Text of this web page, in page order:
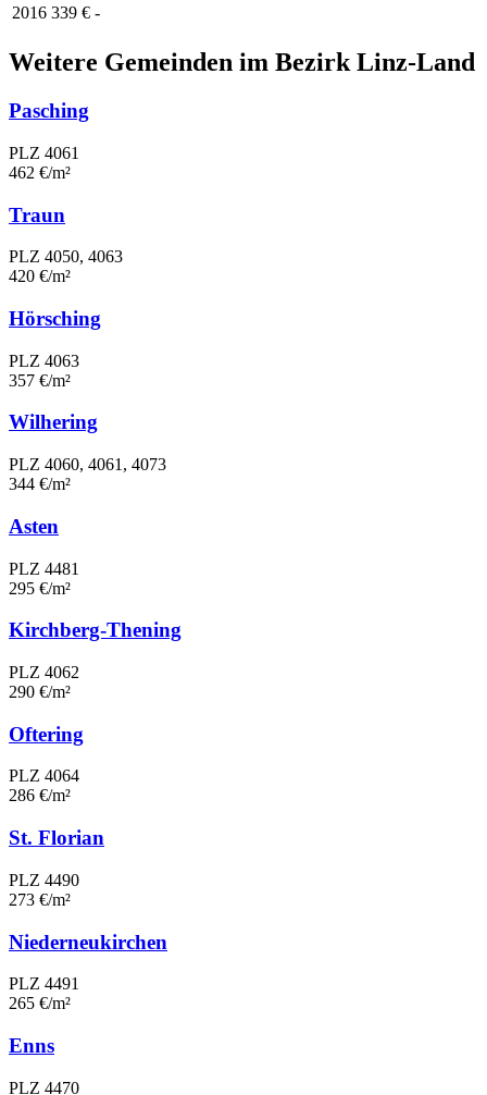
2016 339 € -
Weitere Gemeinden im Bezirk Linz-Land
Pasching
PLZ 4061
462 €/m²
Traun
PLZ 4050, 4063
420 €/m²
Hörsching
PLZ 4063
357 €/m²
Wilhering
PLZ 4060, 4061, 4073
344 €/m²
Asten
PLZ 4481
295 €/m²
Kirchberg-Thening
PLZ 4062
290 €/m²
Oftering
PLZ 4064
286 €/m²
St. Florian
PLZ 4490
273 €/m²
Niederneukirchen
PLZ 4491
265 €/m²
Enns
PLZ 4470